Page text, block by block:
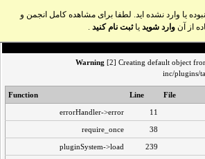
یا وارد نشده اید. لطفا برای مشاهده کامل انجمن و
از آن وارد شوید یاثبت نام کنید .
Warning [2] Creating default object
inc/plugins/
File
Line
Function
11
errorHandler->error
38
require_once
239
pluginSystem->load